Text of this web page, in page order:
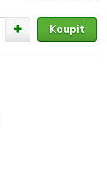
Koupit